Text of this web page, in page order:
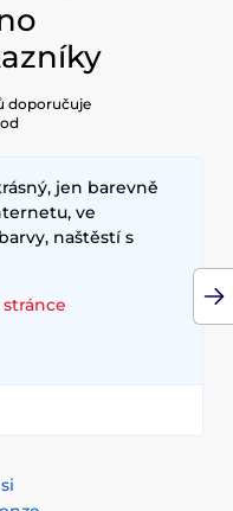
doporučuje
jen barevně
ve
naštěstí s